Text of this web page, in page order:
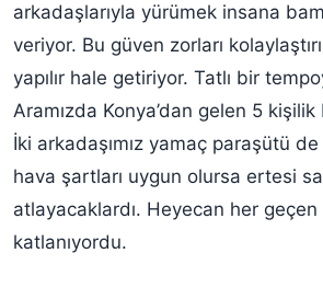
arkadaşlarıyla yürümek insana
veriyor. Bu güven zorları
yapılır hale getiriyor. Tatlı bir
Aramızda Konya’dan gelen 5
İki arkadaşımız yamaç paraşütü
hava şartları uygun olursa ertesi
atlayacaklardı. Heyecan her geçen
katlanıyordu.